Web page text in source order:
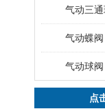
气动三
气动蝶阀
气动球阀
点